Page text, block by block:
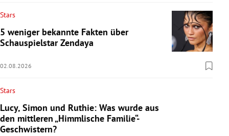
Stars
5 weniger bekannte Fakten über
Schauspielstar Zendaya
02.08.2026
Stars
Lucy, Simon und Ruthie: Was wurde aus
den mittleren „Himmlische Familie“-
Geschwistern?